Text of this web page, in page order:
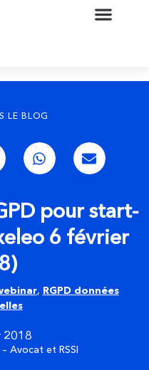
LE BLOG
pour start-
6 février
2018
Avocat et RSSI
, RGPD données